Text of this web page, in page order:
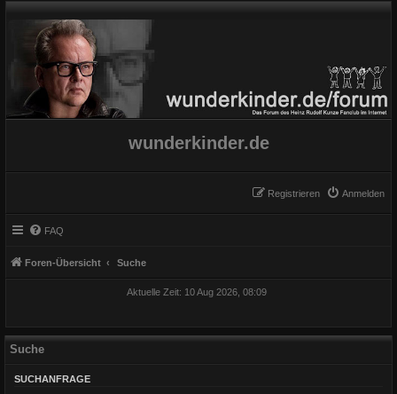
wunderkinder.de
Anmelden
Registrieren
FAQ
Foren-Übersicht Suche
Aktuelle Zeit: 10 Aug 2026, 08:09
Suche
SUCHANFRAGE